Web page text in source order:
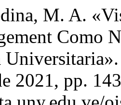
M. A.
Como
2021, pp.